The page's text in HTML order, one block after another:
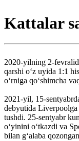
Kattalar
2020-yilning 2-
qarshi o‘z uyida 1:1
o‘rniga qo‘shimcha
2021-yil, 15-
debyutida Liverpoolga
tushdi. 25-sentyabr
oʻyinini oʻtkazdi va
bilan gʻalaba